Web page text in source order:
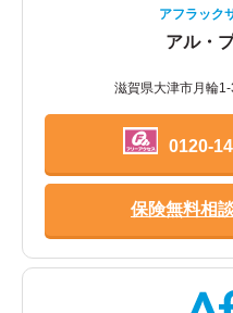
アフラック
アル・
滋賀県大津市月輪
0120-
保険無料相